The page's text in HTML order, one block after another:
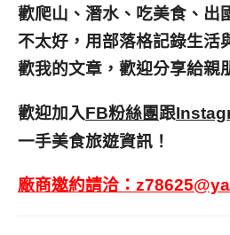
歡爬山、潛水、吃美食、出
不太好，用部落格記錄生活
歡我的文章，歡迎分享給親
歡迎加入FB粉絲團跟
一手美食旅遊資訊！
廠商邀約請洽：